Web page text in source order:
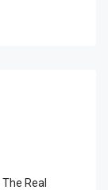
Real